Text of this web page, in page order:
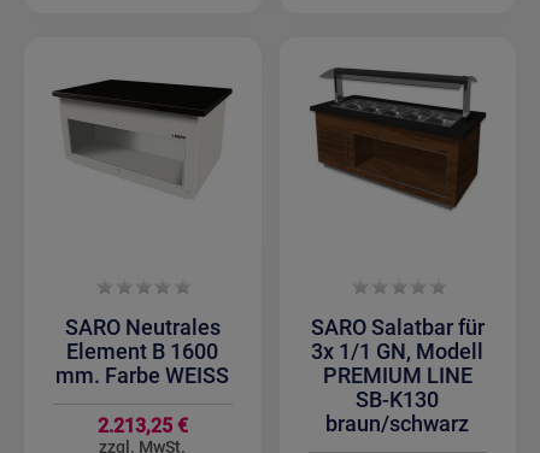
SARO Neutrales
Element B 1600
mm. Farbe WEISS
2.213,25 €
SARO Salatbar für
3x 1/1 GN, Modell
PREMIUM LINE
SB-K130
braun/schwarz